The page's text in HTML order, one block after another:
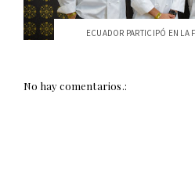
ECUADOR PARTICIPÓ EN LA
No hay comentarios.: